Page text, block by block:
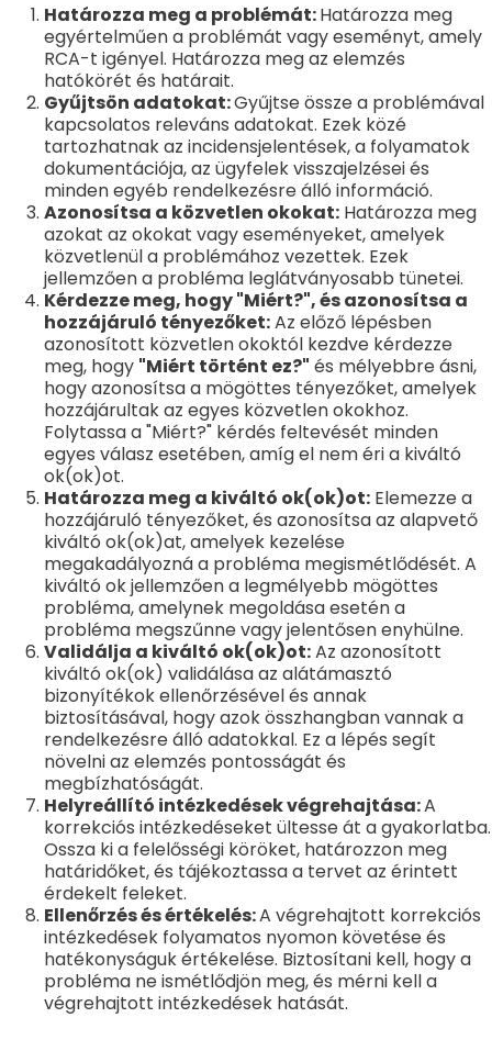
Határozza meg a problémát:Határozza meg
egyértelműen a problémát vagy eseményt, amely
RCA-t igényel. Határozza meg az elemzés
hatókörét és határait.
Gyűjtsön adatokat:Gyűjtse össze a problémával
kapcsolatos releváns adatokat. Ezek közé
tartozhatnak az incidensjelentések, a folyamatok
dokumentációja, az ügyfelek visszajelzései és
minden egyéb rendelkezésre álló információ.
Azonosítsa a közvetlen okokat: Határozza meg
azokat az okokat vagy eseményeket, amelyek
közvetlenül a problémához vezettek. Ezek
jellemzően a probléma leglátványosabb tünetei.
Kérdezze meg, hogy "Miért?", és azonosítsa a
hozzájáruló tényezőket:Az előző lépésben
azonosított közvetlen okoktól kezdve kérdezze
meg, hogy "Miért történt ez?" és mélyebbre ásni,
hogy azonosítsa a mögöttes tényezőket, amelyek
hozzájárultak az egyes közvetlen okokhoz.
Folytassa a "Miért?" kérdés feltevését minden
egyes válasz esetében, amíg el nem éri a kiváltó
ok(ok)ot.
Határozza meg a kiváltó ok(ok)ot: Elemezze a
hozzájáruló tényezőket, és azonosítsa az alapvető
kiváltó ok(ok)at, amelyek kezelése
megakadályozná a probléma megismétlődését. A
kiváltó ok jellemzően a legmélyebb mögöttes
probléma, amelynek megoldása esetén a
probléma megszűnne vagy jelentősen enyhülne.
Validálja a kiváltó ok(ok)ot:Az azonosított
kiváltó ok(ok) validálása az alátámasztó
bizonyítékok ellenőrzésével és annak
biztosításával, hogy azok összhangban vannak a
rendelkezésre álló adatokkal. Ez a lépés segít
növelni az elemzés pontosságát és
megbízhatóságát.
Helyreállító intézkedések végrehajtása:A
korrekciós intézkedéseket ültesse át a gyakorlatba.
Ossza ki a felelősségi köröket, határozzon meg
határidőket, és tájékoztassa a tervet az érintett
érdekelt feleket.
Ellenőrzés és értékelés:A végrehajtott korrekciós
intézkedések folyamatos nyomon követése és
hatékonyságuk értékelése. Biztosítani kell, hogy a
probléma ne ismétlődjön meg, és mérni kell a
végrehajtott intézkedések hatását.